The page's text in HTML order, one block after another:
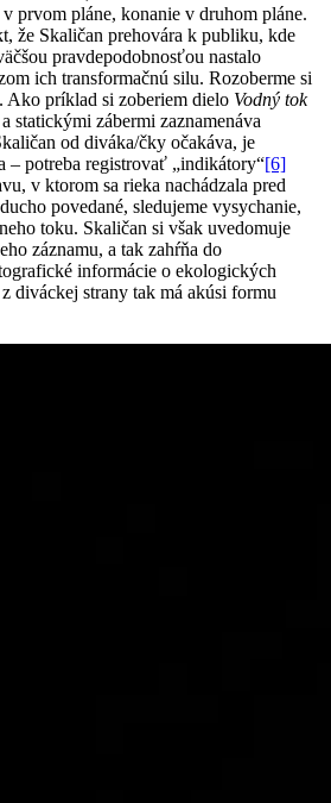
prvom pláne, konanie v druhom pláne.
že Skaličan prehovára k publiku, kde
pravdepodobnosťou nastalo
ich transformačnú silu. Rozoberme si
Ako príklad si zoberiem dielo Vodný tok
statickými zábermi zaznamenáva
od diváka/čky očakáva, je
– potreba registrovať „indikátory“[6]
v ktorom sa rieka nachádzala pred
povedané, sledujeme vysychanie,
toku. Skaličan si však uvedomuje
záznamu, a tak zahŕňa do
informácie o ekologických
diváckej strany tak má akúsi formu